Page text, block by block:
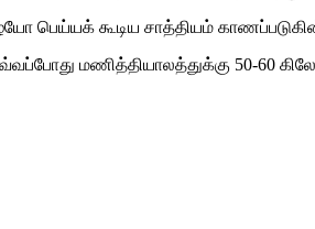
பெய்யக் கூடிய சாத்தியம்
மணித்தியாலத்துக்கு 50-60